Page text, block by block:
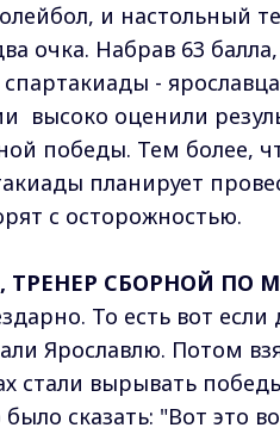
и настольный
очка. Набрав 63
-
высоко оценили
победы. Тем более,
планирует
с осторожностью.
ТРЕНЕР СБОРНОЙ ПО
То есть вот
Ярославлю. Потом
стали вырывать
сказать: "Вот это